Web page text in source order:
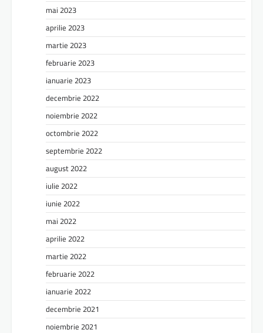
mai 2023
aprilie 2023
martie 2023
februarie 2023
ianuarie 2023
decembrie 2022
noiembrie 2022
octombrie 2022
septembrie 2022
august 2022
iulie 2022
iunie 2022
mai 2022
aprilie 2022
martie 2022
februarie 2022
ianuarie 2022
decembrie 2021
noiembrie 2021